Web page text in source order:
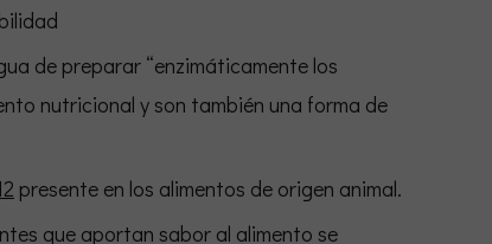
de preparar “enzimáticamente los
nutricional y son también una forma de
presente en los alimentos de origen animal.
que aportan sabor al alimento se